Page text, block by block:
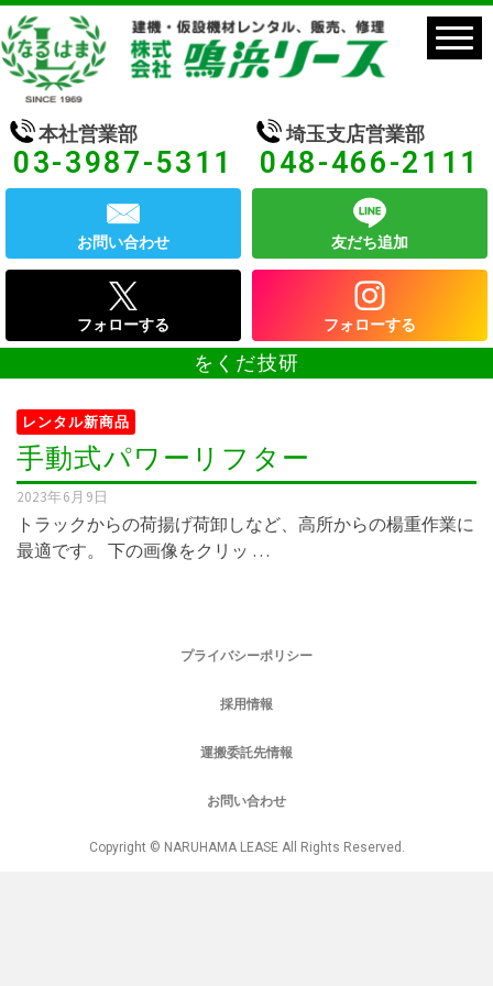
本社営業部
03-3987-5311
埼玉支店営業部
048-466-2111
お問い合わせ 友だち追加
フォローする フォローする
をくだ技研
レンタル新商品
手動式パワーリフター
2023年6月9日
トラックからの荷揚げ荷卸しなど、高所からの楊重作業に
最適です。 下の画像をクリッ …
プライバシーポリシー
採用情報
運搬委託先情報
お問い合わせ
Copyright © NARUHAMA LEASE All Rights Reserved.